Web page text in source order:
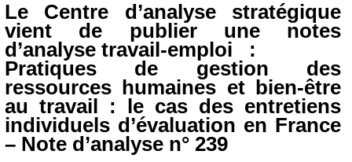
Le Centre d’analyse stratégique
vient de publier une notes
d’analyse travail-emploi :
Pratiques de gestion des
ressources humaines et bien-être
au travail : le cas des entretiens
individuels d’évaluation en France
– Note d’analyse n° 239